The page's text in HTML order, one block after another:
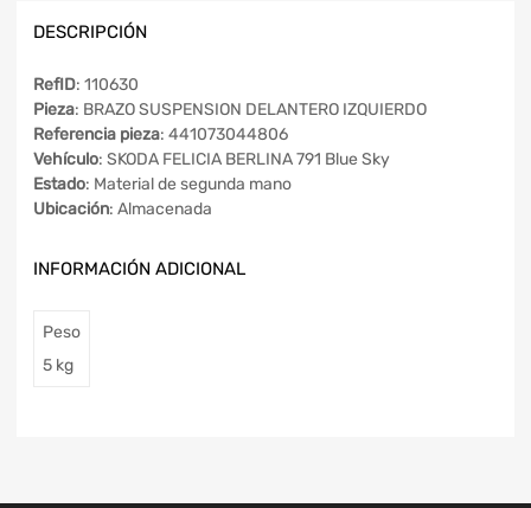
DESCRIPCIÓN
RefID: 110630
Pieza: BRAZO SUSPENSION DELANTERO IZQUIERDO
Referencia pieza: 441073044806
Vehículo: SKODA FELICIA BERLINA 791 Blue Sky
Estado: Material de segunda mano
Ubicación: Almacenada
INFORMACIÓN ADICIONAL
Peso
5 kg